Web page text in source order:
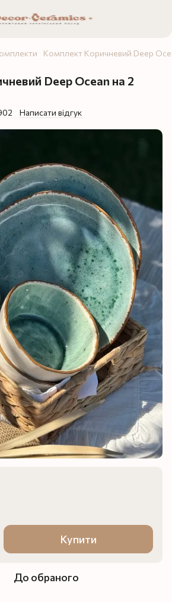
Комплект Коричневий Deep
Deep Ocean на 2
Написати відгук
Купити
До обраного